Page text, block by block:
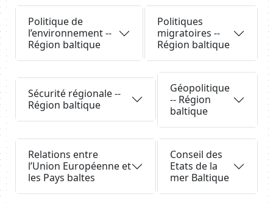
Politique de
l’environnement --
Région baltique
Politiques
migratoires --
Région baltique
Body
Sécurité régionale --
Région baltique
Géopolitique
-- Région
baltique
Relations entre
l’Union Européenne et
les Pays baltes
Conseil des
Etats de la
mer Baltique